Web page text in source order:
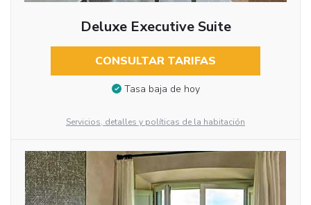
Deluxe Executive Suite
CONSULTAR TARIFAS
Tasa baja de hoy
Servicios, detalles y políticas de la habitación